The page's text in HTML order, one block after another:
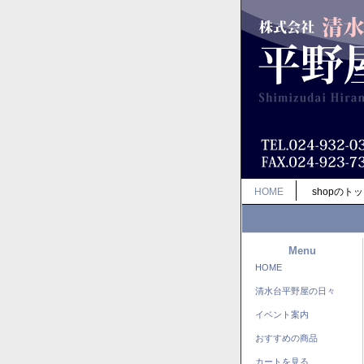
HOME shopのト
Menu
HOME
清水台平野屋の日々
イベント案内
おすすめの商品
カートを見る